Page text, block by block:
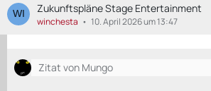
Zukunftspläne Stage Entertainment
winchesta 10. April 2026 um 13:47
Zitat von Mungo